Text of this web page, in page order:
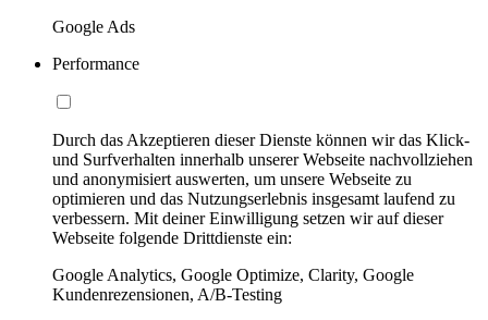
Google Ads
Performance
Durch das Akzeptieren dieser Dienste können wir das Klick-
und Surfverhalten innerhalb unserer Webseite nachvollziehen
und anonymisiert auswerten, um unsere Webseite zu
optimieren und das Nutzungserlebnis insgesamt laufend zu
verbessern. Mit deiner Einwilligung setzen wir auf dieser
Webseite folgende Drittdienste ein:
Google Analytics, Google Optimize, Clarity, Google
Kundenrezensionen, A/B-Testing